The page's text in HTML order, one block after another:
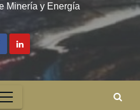
Minería y Energía